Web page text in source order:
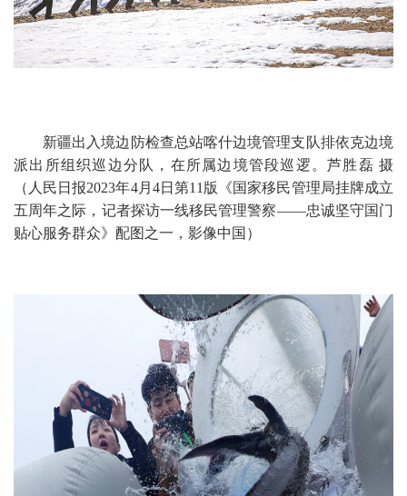
新疆出入境边防检查总站喀什边境管理支队排依克边境
派出所组织巡边分队，在所属边境管段巡逻。芦胜磊 摄
（人民日报2023年4月4日第11版《国家移民管理局挂牌成立
五周年之际，记者探访一线移民管理警察——忠诚坚守国门
贴心服务群众》配图之一，影像中国）